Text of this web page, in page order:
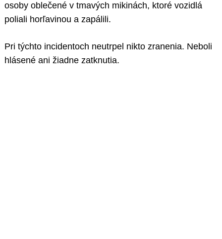
osoby oblečené v tmavých mikinách, ktoré vozidlá
poliali horľavinou a zapálili.
Pri týchto incidentoch neutrpel nikto zranenia. Neboli
hlásené ani žiadne zatknutia.